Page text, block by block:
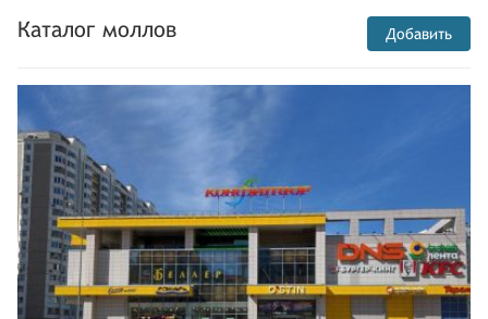
Каталог моллов Добавить